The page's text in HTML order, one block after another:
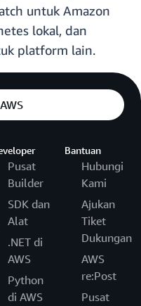
untuk Amazon
lokal, dan
platform lain.
Pusat
Builder
SDK dan
Alat
.NET di
AWS
Python
di AWS
Bantuan
Hubungi
Kami
Ajukan
Tiket
Dukungan
AWS
re:Post
Pusat